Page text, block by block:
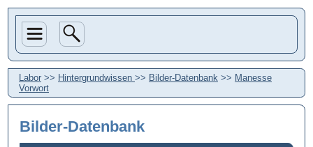
Labor >> Hintergrundwissen >> Bilder-Datenbank >> Manesse
Vorwort
Bilder-Datenbank